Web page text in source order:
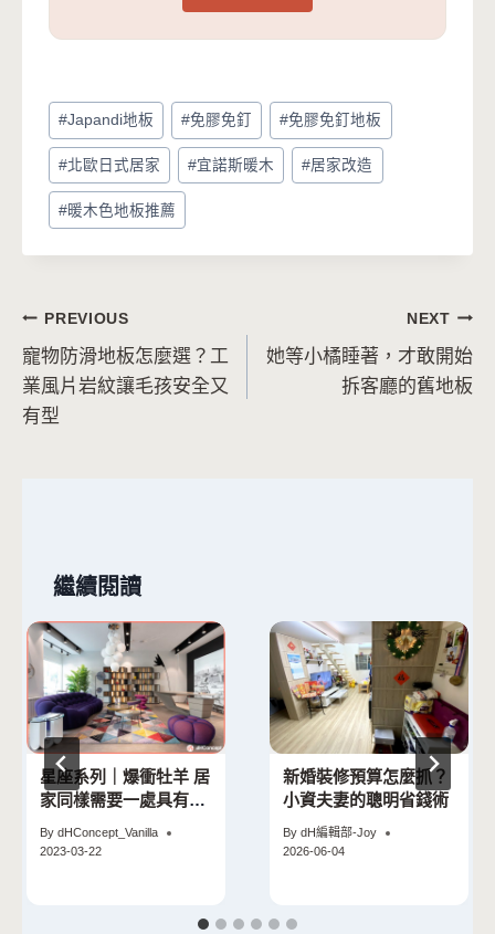
Post
Tags:
#Japandi地板 #免膠免釘 #免膠免釘地板
#北歐日式居家 #宜諾斯暖木 #居家改造
#暖木色地板推薦
文
章
導
PREVIOUS
寵物防滑地板怎麼選？工
業風片岩紋讓毛孩安全又
有型
NEXT
她等小橘睡著，才敢開始
拆客廳的舊地板
繼續閱讀
星座系列｜爆衝牡羊 居
家同樣需要一處具有挑
By dHConcept_Vanilla
2023-03-22
新婚裝修預算怎麼抓？
小資夫妻的聰明省錢術
By dH編輯部-Joy
2026-06-04